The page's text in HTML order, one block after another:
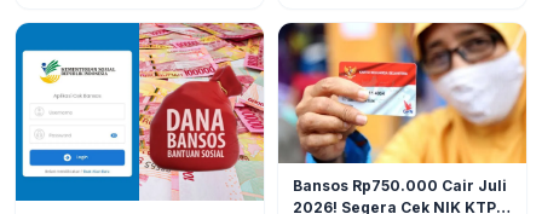
Bansos Rp750.000 Cair Juli
2026! Segera Cek NIK KTP